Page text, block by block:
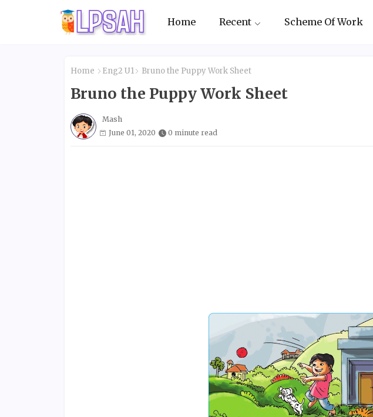
Home Recent Scheme Of Work
Home Eng2 U1 Bruno the Puppy Work Sheet
Bruno the Puppy Work Sheet
Mash
June 01, 2020
0 minute read